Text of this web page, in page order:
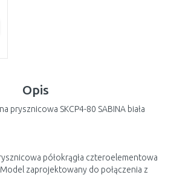
Opis
prysznicowa SKCP4-80 SABINA biała
półokrągła czteroelementowa
zaprojektowany do połączenia z